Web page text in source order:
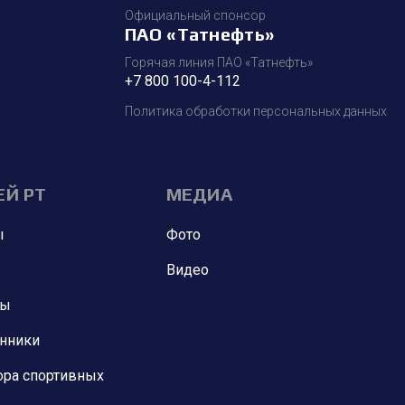
Официальный спонсор
ПАО «Татнефть»
Горячая линия ПАО «Татнефть»
+7 800 100-4-112
Политика обработки персональных данных
РТ
спортивных
МЕДИА
Фото
Видео